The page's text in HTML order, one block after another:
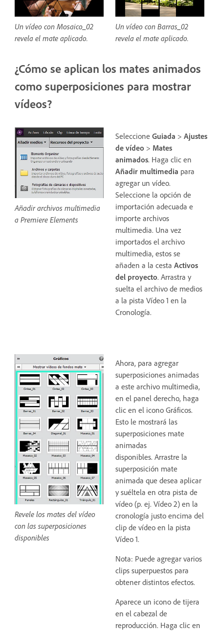
Un vídeo con Mosaico_02
revela el mate aplicado.
Un vídeo con Barras_02
revela el mate aplicado.
¿Cómo se aplican los mates animados
como superposiciones para mostrar
vídeos?
Seleccione Guiada > Ajustes
de vídeo > Mates
animados. Haga clic en
Añadir multimedia para
agregar un vídeo.
Seleccione la opción de
importación adecuada e
importe archivos
multimedia. Una vez
importados el archivo
multimedia, estos se
añaden a la cesta Activos
del proyecto. Arrastra y
suelta el archivo de medios
a la pista Vídeo 1 en la
Cronología.
Añadir archivos multimedia
a Premiere Elements
Ahora, para agregar
superposiciones animadas
a este archivo multimedia,
en el panel derecho, haga
clic en el icono Gráficos.
Esto le mostrará las
superposiciones mate
animadas
disponibles. Arrastre la
superposición mate
animada que desea aplicar
y suéltela en otra pista de
vídeo (p. ej. Vídeo 2) en la
cronología justo encima del
clip de vídeo en la pista
Vídeo 1.
Nota: Puede agregar varios
clips superpuestos para
obtener distintos efectos.
Aparece un icono de tijera
en el cabezal de
reproducción. Haga clic en
Revele los mates del vídeo
con las superposiciones
disponibles